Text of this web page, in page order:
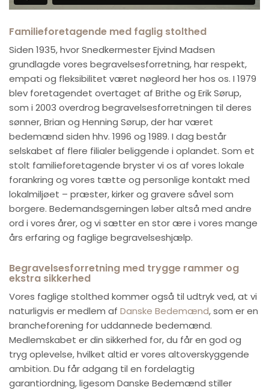
Familieforetagende med faglig stolthed
Siden 1935, hvor Snedkermester Ejvind Madsen
grundlagde vores begravelsesforretning, har respekt,
empati og fleksibilitet været nøgleord her hos os. I 1979
blev foretagendet overtaget af Brithe og Erik Sørup,
som i 2003 overdrog begravelsesforretningen til deres
sønner, Brian og Henning Sørup, der har været
bedemænd siden hhv. 1996 og 1989. I dag består
selskabet af flere filialer beliggende i oplandet. Som et
stolt familieforetagende bryster vi os af vores lokale
forankring og vores tætte og personlige kontakt med
lokalmiljøet – præster, kirker og gravere såvel som
borgere. Bedemandsgerningen løber altså med andre
ord i vores årer, og vi sætter en stor ære i vores mange
års erfaring og faglige begravelseshjælp.
Begravelsesforretning med trygge rammer og
ekstra sikkerhed
Vores faglige stolthed kommer også til udtryk ved, at vi
naturligvis er medlem af Danske Bedemænd, som er en
brancheforening for uddannede bedemænd.
Medlemskabet er din sikkerhed for, du får en god og
tryg oplevelse, hvilket altid er vores altoverskyggende
ambition. Du får adgang til en fordelagtig
garantiordning, ligesom Danske Bedemænd stiller